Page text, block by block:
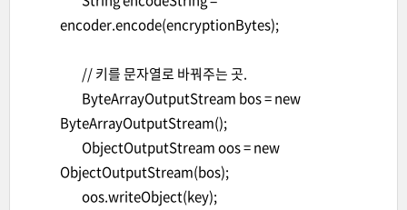
encoder.encode(encryptionBytes);
// 키를 문자열로 바꿔주는 곳.
ByteArrayOutputStream bos = new
ByteArrayOutputStream();
ObjectOutputStream oos = new
ObjectOutputStream(bos);
oos.writeObject(key);